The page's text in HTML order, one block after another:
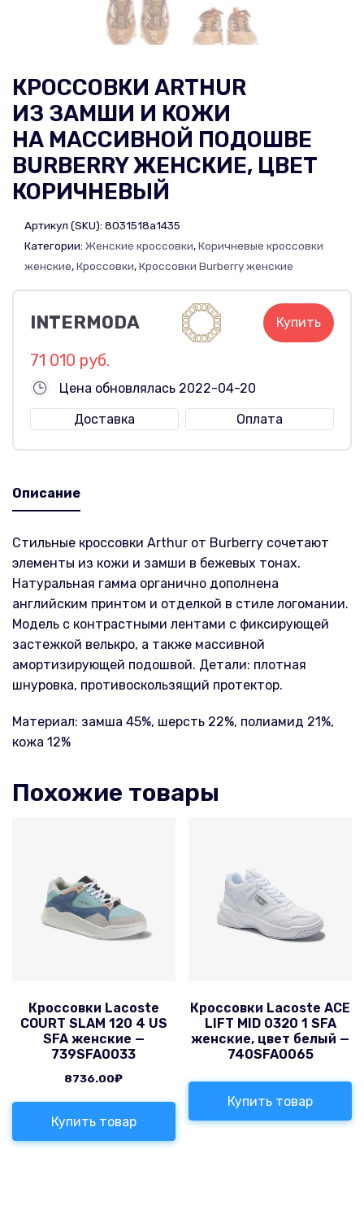
КРОССОВКИ ARTHUR
ИЗ ЗАМШИ И КОЖИ
НА МАССИВНОЙ ПОДОШВЕ
BURBERRY ЖЕНСКИЕ, ЦВЕТ
КОРИЧНЕВЫЙ
Артикул (SKU): 8031518a1435
Категории: Женские кроссовки,Коричневые кроссовки
женские,Кроссовки,Кроссовки Burberry женские
INTERMODA Купить
71 010 руб.
Цена обновлялась 2022-04-20
Доставка
Оплата
Описание
Стильные кроссовки Arthur от Burberry сочетают
элементы из кожи и замши в бежевых тонах.
Натуральная гамма органично дополнена
английским принтом и отделкой в стиле логомании.
Модель с контрастными лентами с фиксирующей
застежкой велькро, а также массивной
амортизирующей подошвой. Детали: плотная
шнуровка, противоскользящий протектор.
Материал: замша 45%, шерсть 22%, полиамид 21%,
кожа 12%
Похожие товары
Кроссовки Lacoste
COURT SLAM 120 4 US
SFA женские —
739SFA0033
8736.00₽
Купить товар
Кроссовки Lacoste ACE
LIFT MID 0320 1 SFA
женские, цвет белый —
740SFA0065
Купить товар